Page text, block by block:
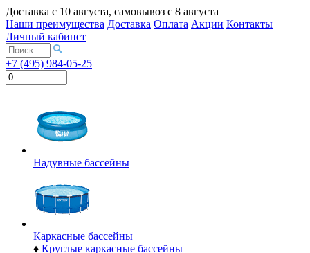
Доставка с 10 августа, самовывоз с 8 августа
Наши преимущества Доставка Оплата Акции Контакты
Личный кабинет
+7 (495) 984-05-25
Надувные бассейны
Каркасные бассейны
♦ Круглые каркасные бассейны